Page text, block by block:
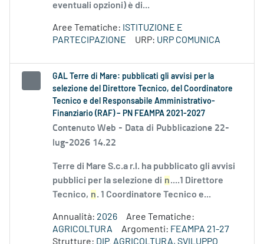
eventuali opzioni) è di...
Aree Tematiche: ISTITUZIONE E
PARTECIPAZIONE
URP: URP COMUNICA
GAL Terre di Mare: pubblicati gli avvisi per la
selezione del Direttore Tecnico, del Coordinatore
Tecnico e del Responsabile Amministrativo-
Finanziario (RAF) – PN FEAMPA 2021-2027
Contenuto Web - Data di Pubblicazione 22-
lug-2026 14.22
Terre di Mare S.c.a r.l. ha pubblicato gli avvisi
pubblici per la selezione di n....1 Direttore
Tecnico, n. 1 Coordinatore Tecnico e...
Annualità: 2026
Aree Tematiche:
AGRICOLTURA
Argomenti: FEAMPA 21-27
Strutture: DIP. AGRICOLTURA, SVILUPPO